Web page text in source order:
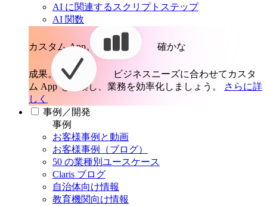
AI に関連するスクリプトステップ
AI 関数
カスタム App。 確かな
成果。
ビジネスニーズに合わせてカスタ
ム App を構築し、業務を効率化しましょう。
さらに詳
しく
事例／開発
事例
お客様事例と動画
お客様事例（ブログ）
50 の業種別ユースケース
Claris ブログ
自治体向け情報
教育機関向け情報